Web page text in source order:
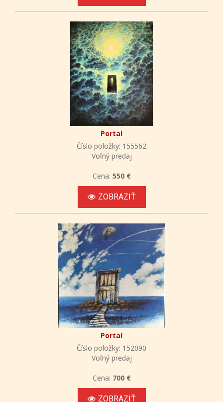
Portal
Číslo položky: 155562
Voľný predaj
Cena: 550 €
ZOBRAZIŤ
Portal
Číslo položky: 152090
Voľný predaj
Cena: 700 €
ZOBRAZIŤ